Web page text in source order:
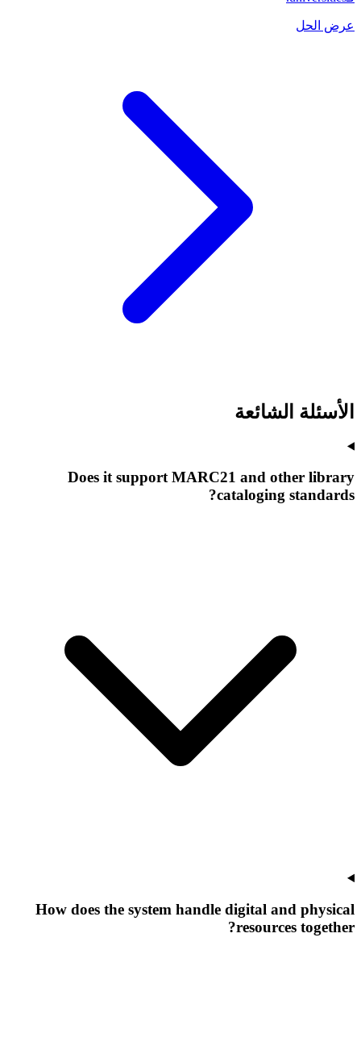
عرض الحل
الأسئلة الشائعة
Does it support MARC21 and other library
cataloging standards?
How does the system handle digital and physical
resources together?